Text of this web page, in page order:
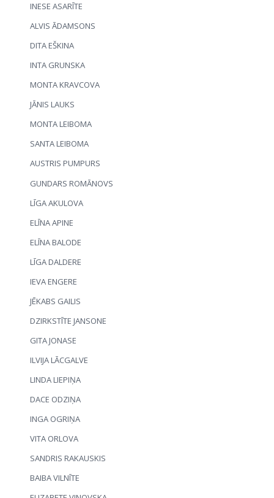
INESE ASARĪTE
ALVIS ĀDAMSONS
DITA EŠKINA
INTA GRUNSKA
MONTA KRAVCOVA
JĀNIS LAUKS
MONTA LEIBOMA
SANTA LEIBOMA
AUSTRIS PUMPURS
GUNDARS ROMĀNOVS
LĪGA AKULOVA
ELĪNA APINE
ELĪNA BALODE
LĪGA DALDERE
IEVA ENGERE
JĒKABS GAILIS
DZIRKSTĪTE JANSONE
GITA JONASE
ILVIJA LĀCGALVE
LINDA LIEPIŅA
DACE ODZIŅA
INGA OGRIŅA
VITA ORLOVA
SANDRIS RAKAUSKIS
BAIBA VILNĪTE